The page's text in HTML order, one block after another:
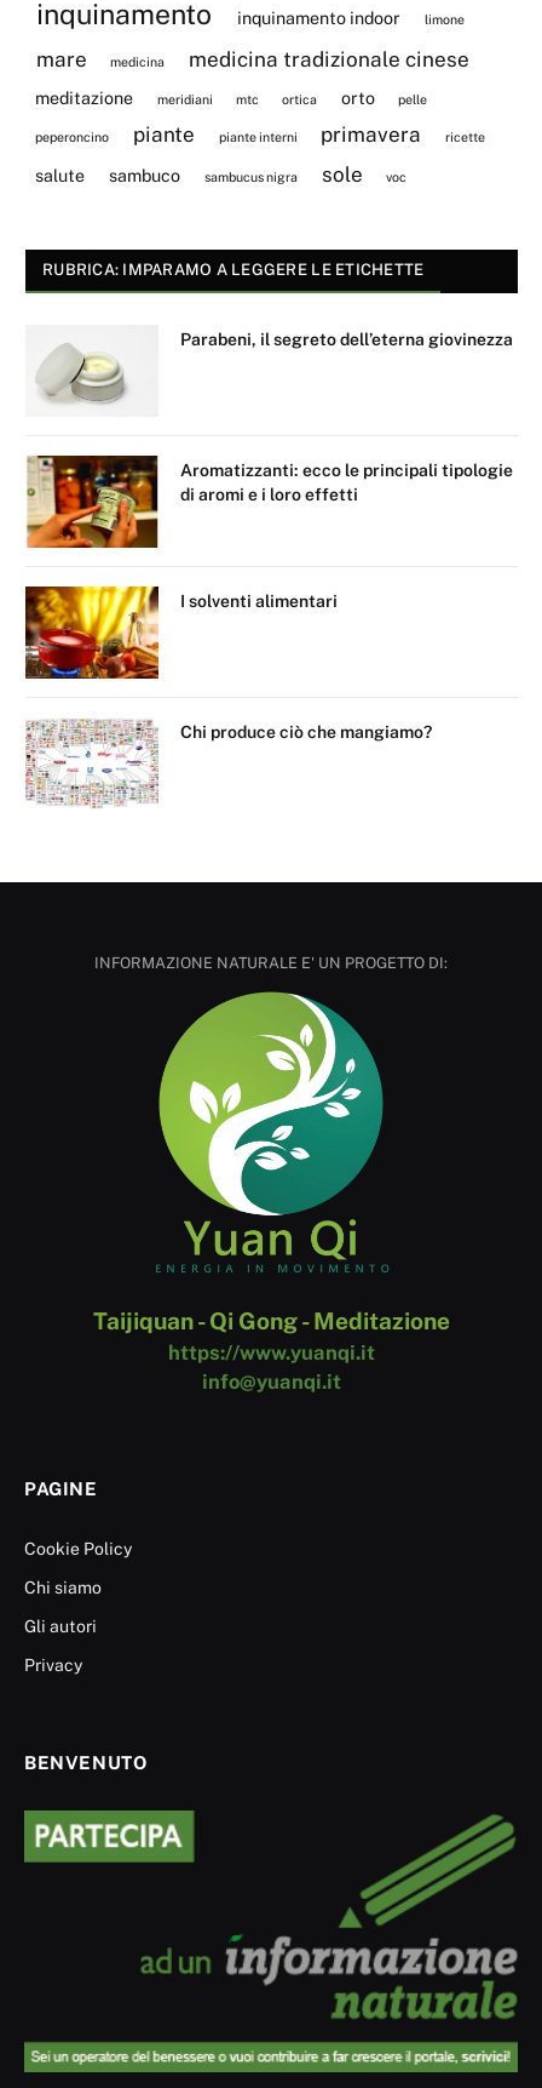
inquinamento inquinamento indoor limone
mare medicina medicina tradizionale cinese
meditazione meridiani mtc ortica orto pelle
peperoncino piante piante interni primavera ricette
salute sambuco sambucus nigra sole voc
RUBRICA: IMPARAMO A LEGGERE LE ETICHETTE
Parabeni, il segreto dell’eterna giovinezza
Aromatizzanti: ecco le principali tipologie
di aromi e i loro effetti
I solventi alimentari
Chi produce ciò che mangiamo?
INFORMAZIONE NATURALE E' UN PROGETTO DI:
Taijiquan - Qi Gong - Meditazione
https://www.yuanqi.it
info@yuanqi.it
PAGINE
Cookie Policy
Chi siamo
Gli autori
Privacy
BENVENUTO